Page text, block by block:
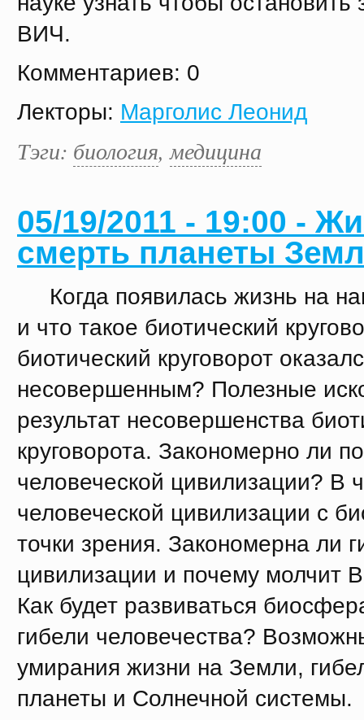
ВИЧ.
Комментариев: 0
Лекторы: Марголис Леонид
Тэги: биология,медицина
05/19/2011 - 19:00 -
смерть планеты
Когда появилась жизнь на
и что такое биотический
биотический круговорот
несовершенным? Полезные
результат несовершенства
круговорота. Закономерно ли
человеческой цивилизации? В
человеческой цивилизации с
точки зрения. Закономерна ли
цивилизации и почему молчит
Как будет развиваться
гибели человечества?
умирания жизни на Земли,
планеты и Солнечной системы.